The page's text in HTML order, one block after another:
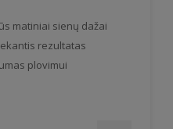
matiniai sienų dažai
rezultatas
plovimui